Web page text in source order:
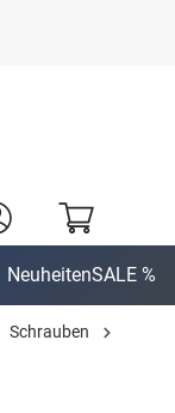
NeuheitenSALE %
Schrauben